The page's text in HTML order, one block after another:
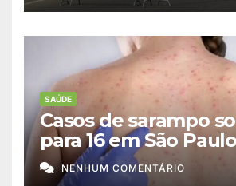
SAÚDE
Casos de sarampo
para 16 em São Paulo
NENHUM COMENTÁRIO